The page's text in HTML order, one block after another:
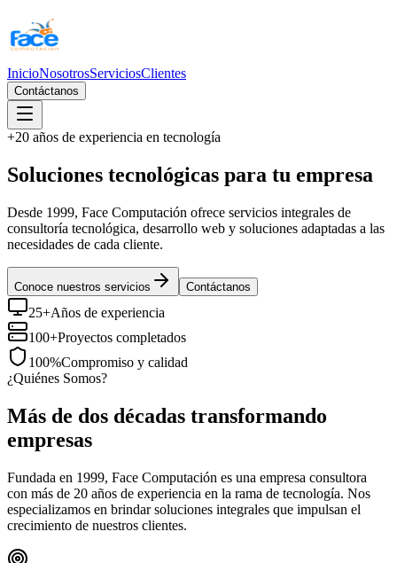
InicioNosotrosServiciosClientes
Contáctanos
+20 años de experiencia en tecnología
Soluciones tecnológicas para tu empresa
Desde 1999, Face Computación ofrece servicios integrales de
consultoría tecnológica, desarrollo web y soluciones adaptadas a las
necesidades de cada cliente.
Conoce nuestros servicios Contáctanos
25+Años de experiencia
100+Proyectos completados
100%Compromiso y calidad
¿Quiénes Somos?
Más de dos décadas transformando
empresas
Fundada en 1999, Face Computación es una empresa consultora
con más de 20 años de experiencia en la rama de tecnología. Nos
especializamos en brindar soluciones integrales que impulsan el
crecimiento de nuestros clientes.